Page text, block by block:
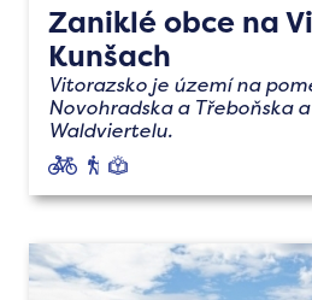
Zaniklé obce na
Kunšach
Vitorazsko je území na
Novohradska a Třeboňska
Waldviertelu.
cyklo
pěší